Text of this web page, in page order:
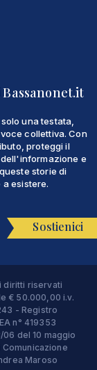
Bassanonet.it
una testata,
collettiva. Con
proteggi il
e
storie di
esistere.
Sostienici
diritti riservati
€ 50.000,00 i.v.
- Registro
n° 419353
del 10 maggio
Maroso